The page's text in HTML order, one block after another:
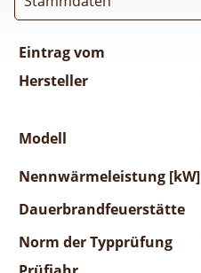
Eintrag vom
Hersteller
Modell
Nennwärmeleistung [kW]
Dauerbrandfeuerstätte
Norm der Typprüfung